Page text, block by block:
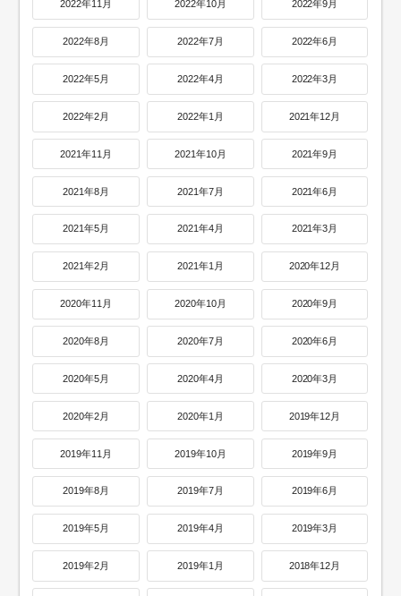
2022年11月 2022年10月 2022年9月
2022年8月 2022年7月 2022年6月
2022年5月 2022年4月 2022年3月
2022年2月 2022年1月 2021年12月
2021年11月 2021年10月 2021年9月
2021年8月 2021年7月 2021年6月
2021年5月 2021年4月 2021年3月
2021年2月 2021年1月 2020年12月
2020年11月 2020年10月 2020年9月
2020年8月 2020年7月 2020年6月
2020年5月 2020年4月 2020年3月
2020年2月 2020年1月 2019年12月
2019年11月 2019年10月 2019年9月
2019年8月 2019年7月 2019年6月
2019年5月 2019年4月 2019年3月
2019年2月 2019年1月 2018年12月